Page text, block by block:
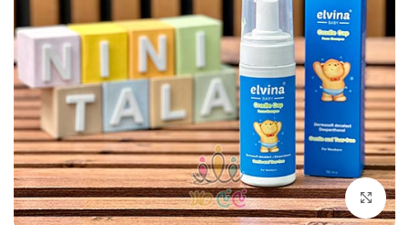
بزرگنمایی تصویر